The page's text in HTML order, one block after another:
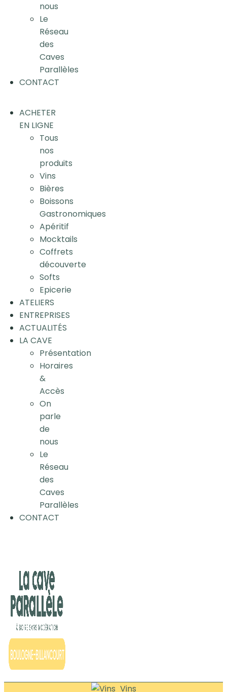
nous
Le
Réseau
des
Caves
Parallèles
CONTACT
ACHETER
EN LIGNE
Tous
nos
produits
Vins
Bières
Boissons
Gastronomiques
Apéritif
Mocktails
Coffrets
découverte
Softs
Epicerie
ATELIERS
ENTREPRISES
ACTUALITÉS
LA CAVE
Présentation
Horaires
&
Accès
On
parle
de
nous
Le
Réseau
des
Caves
Parallèles
CONTACT
Vins